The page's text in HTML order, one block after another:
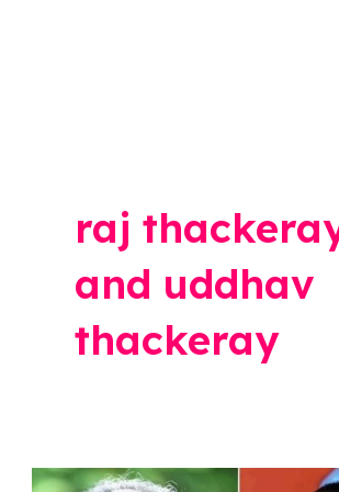
raj
and uddhav
thackeray
Uddhav-